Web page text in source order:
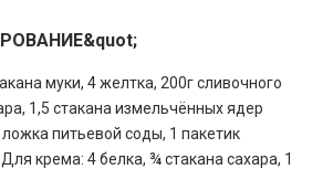
муки, 4 желтка, 200г сливочного
1,5 стакана измельчённых ядер
ложка питьевой соды, 1 пакетик
крема: 4 белка, ¾ стакана сахара, 1